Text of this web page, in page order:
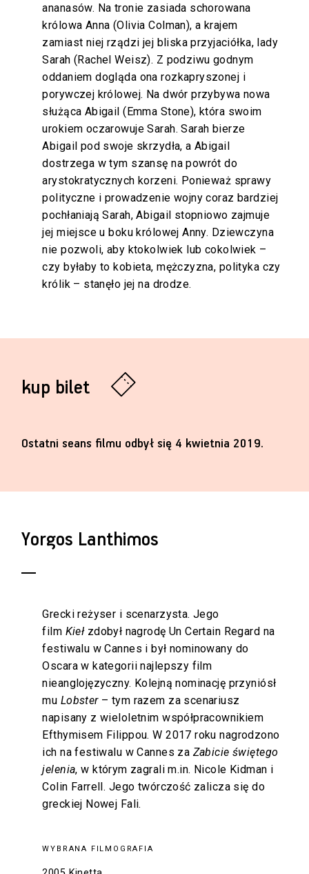
kup bilet
Ostatni seans filmu odbył się 4 kwietnia 2019.
ananasów. Na tronie zasiada schorowana
królowa Anna (Olivia Colman), a krajem
zamiast niej rządzi jej bliska przyjaciółka, lady
Sarah (Rachel Weisz). Z podziwu godnym
oddaniem dogląda ona rozkapryszonej i
porywczej królowej. Na dwór przybywa nowa
służąca Abigail (Emma Stone), która swoim
urokiem oczarowuje Sarah. Sarah bierze
Abigail pod swoje skrzydła, a Abigail
dostrzega w tym szansę na powrót do
arystokratycznych korzeni. Ponieważ sprawy
polityczne i prowadzenie wojny coraz bardziej
pochłaniają Sarah, Abigail stopniowo zajmuje
jej miejsce u boku królowej Anny. Dziewczyna
nie pozwoli, aby ktokolwiek lub cokolwiek –
czy byłaby to kobieta, mężczyzna, polityka czy
królik – stanęło jej na drodze.
Yorgos Lanthimos
Grecki reżyser i scenarzysta. Jego
film Kiełzdobył nagrodę Un Certain Regard na
festiwalu w Cannes i był nominowany do
Oscara w kategorii najlepszy film
nieanglojęzyczny. Kolejną nominację przyniósł
mu Lobster– tym razem za scenariusz
napisany z wieloletnim współpracownikiem
Efthymisem Filippou. W 2017 roku nagrodzono
ich na festiwalu w Cannes za Zabicie świętego
jelenia, w którym zagrali m.in. Nicole Kidman i
Colin Farrell. Jego twórczość zalicza się do
greckiej Nowej Fali.
WYBRANA FILMOGRAFIA